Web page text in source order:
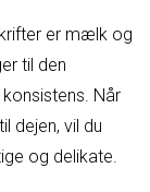
er mælk og
til den
Når
dejen, vil du
og delikate.